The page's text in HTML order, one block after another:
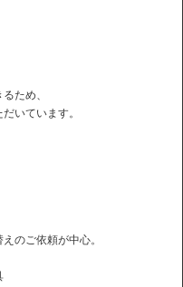
ため、
いています。
のご依頼が中心。